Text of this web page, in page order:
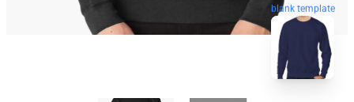
blank template